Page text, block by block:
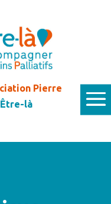
Pierre
Être-là